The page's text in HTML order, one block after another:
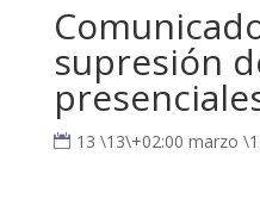
supresión
13 \13\+02:00 marzo